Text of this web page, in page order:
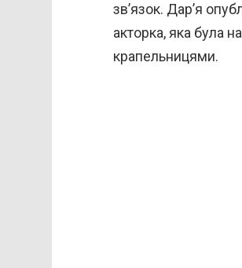
зв’язок. Дар’я
акторка, яка була
крапельницями.